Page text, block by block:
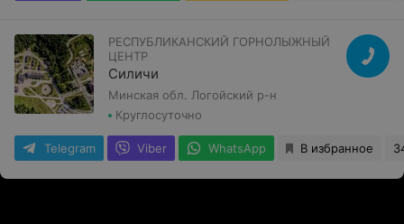
РЕСПУБЛИКАНСКИЙ ГОРНОЛЫЖНЫЙ
ЦЕНТР
Силичи
Минская обл. Логойский р-н
Круглосуточно
Telegram Viber WhatsApp В избранное